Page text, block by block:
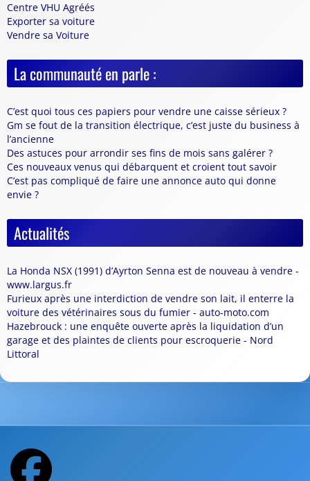
Centre VHU Agréés
Exporter sa voiture
Vendre sa Voiture
La communauté en parle :
C’est quoi tous ces papiers pour vendre une caisse sérieux ?
Gm se fout de la transition électrique, c’est juste du business à
l’ancienne
Des astuces pour arrondir ses fins de mois sans galérer ?
Ces nouveaux venus qui débarquent et croient tout savoir
C’est pas compliqué de faire une annonce auto qui donne
envie ?
Actualités
La Honda NSX (1991) d’Ayrton Senna est de nouveau à vendre -
www.largus.fr
Furieux après une interdiction de vendre son lait, il enterre la
voiture des vétérinaires sous du fumier - auto-moto.com
Hazebrouck : une enquête ouverte après la liquidation d’un
garage et des plaintes de clients pour escroquerie - Nord
Littoral